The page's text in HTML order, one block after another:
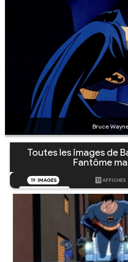
Bruce
Toutes les images de
Fantôme
19 IMAGES 11 AFFICHES